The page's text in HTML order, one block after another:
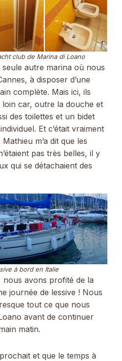
club de Marina di Loano
autre marina où nous
à disposer d’une
complète. Mais ici, ils
car, outre la douche et
des toilettes et un bidet
Et c’était vraiment
m’a dit que les
pas très belles, il y
qui se détachaient des
à bord en Italie
nous avons profité de la
journée de lessive ! Nous
tout ce que nous
avant de continuer
matin.
et que le temps à